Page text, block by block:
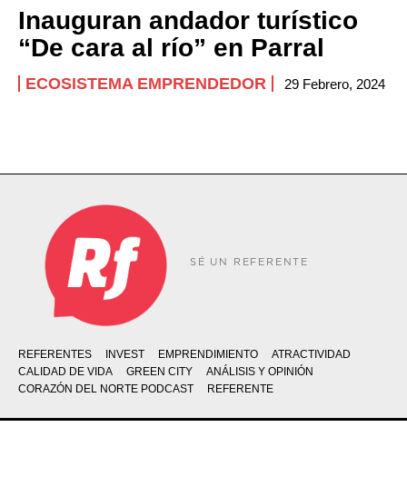
Inauguran andador turístico
“De cara al río” en Parral
ECOSISTEMA EMPRENDEDOR 29 Febrero, 2024
SÉ UN REFERENTE
REFERENTES INVEST EMPRENDIMIENTO
ATRACTIVIDAD
CALIDAD DE VIDA
GREEN CITY
ANÁLISIS Y OPINIÓN
CORAZÓN DEL NORTE PODCAST
REFERENTE